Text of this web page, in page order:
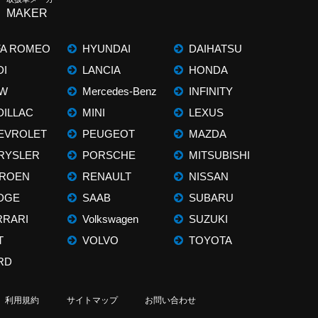
MAKER
ROMEO
HYUNDAI
LANCIA
Mercedes-Benz
MINI
PEUGEOT
PORSCHE
RENAULT
SAAB
Volkswagen
VOLVO
DAIHATSU
HONDA
INFINITY
LEXUS
MAZDA
MITSUBISHI
NISSAN
SUBARU
SUZUKI
TOYOTA
利用規約 サイトマップ お問い合わせ